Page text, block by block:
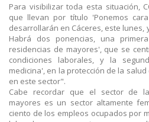
Para visibilizar toda esta situación,
que llevan por título 'Ponemos
desarrollarán en Cáceres, este lunes,
Habrá dos ponencias, una
residencias de mayores', que se
condiciones laborales, y la
medicina', en la protección de la
en este sector".
Cabe recordar que el sector de
mayores es un sector altamente
ciento de los empleos ocupados por